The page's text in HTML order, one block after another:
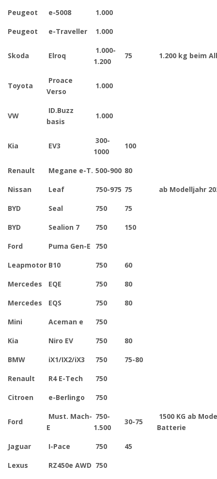
Peugeot e-5008 1.000
Peugeot e-Traveller 1.000
Skoda Elroq
1.000-
1.200
75 1.200 kg beim
Toyota
Proace
Verso
1.000
VW
ID.Buzz
basis
1.000
Kia EV3
300-
1000
100
Renault Megane e-T. 500-900 80
Nissan Leaf 750-975 75 ab Modelljahr
BYD Seal 750 75
BYD Sealion 7 750 150
Ford Puma Gen-E 750
Leapmotor B10 750 60
Mercedes EQE 750 80
Mercedes EQS 750 80
Mini Aceman e 750
Kia Niro EV 750 80
BMW iX1/IX2/iX3 750 75-80
Renault R4 E-Tech 750
Citroen e-Berlingo 750
Ford
Must. Mach-
E
750-
1.500
30-75
1500 KG ab
Batterie
Jaguar I-Pace 750 45
Lexus RZ450e AWD 750